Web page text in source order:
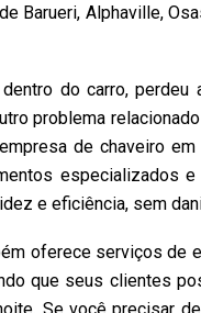
Barueri, Alphaville,
do carro,
problema
de chaveiro em
especializados
e eficiência, sem
oferece serviços de
que seus clientes